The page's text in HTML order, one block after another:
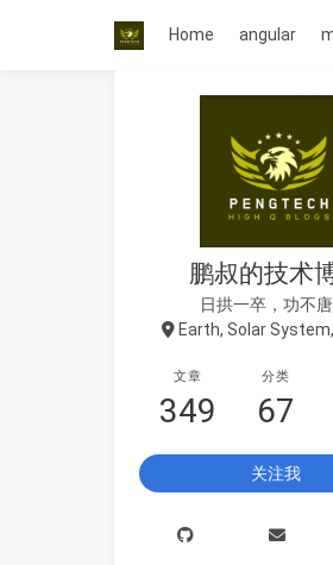
Home angular
鹏叔的技术
日拱一卒，功不
Earth, Solar
文章
349
分类
67
关注我